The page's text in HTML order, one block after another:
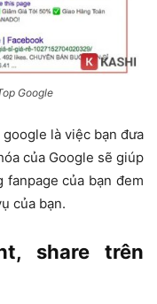
Google
là việc bạn đưa
của Google sẽ giúp
của bạn đem
của bạn.
share trên